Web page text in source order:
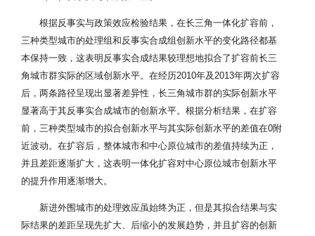
根据反事实与政策效应检验结果，在长三角一体化扩容前，
三种类型城市的处理组和反事实合成组创新水平的变化路径都基
本保持一致，这表明反事实合成结果较理想地拟合了扩容前长三
角城市群实际的区域创新水平。在经历2010年及2013年两次扩容
后，两条路径呈现出显著差异性，长三角城市群的实际创新水平
显著高于其反事实合成城市的创新水平。根据分析结果，在扩容
前，三种类型城市的拟合创新水平与其实际创新水平的差值在0附
近波动。在扩容后，整体城市和中心原位城市的差值持续为正，
并且差距逐渐扩大，这表明一体化扩容对中心原位城市创新水平
的提升作用逐渐增大。
新进外围城市的处理效应虽始终为正，但是其拟合结果与实
际结果的差距呈现先扩大、后缩小的发展趋势，并且扩容的创新